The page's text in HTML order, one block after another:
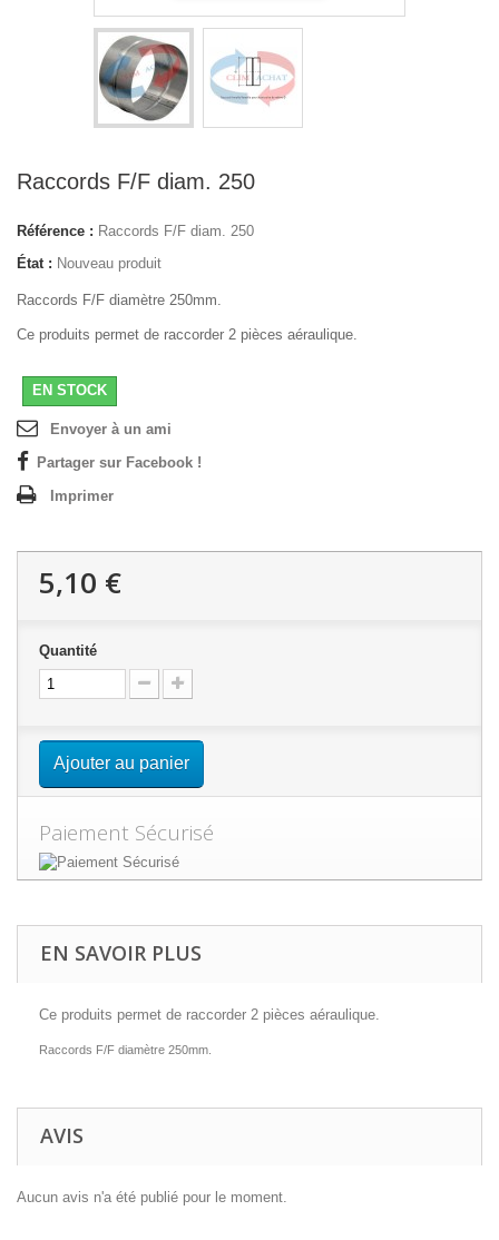
Raccords F/F diam. 250
Référence : Raccords F/F diam. 250
État : Nouveau produit
Raccords F/F diamètre 250mm.
Ce produits permet de raccorder 2 pièces aéraulique.
EN STOCK
Envoyer à un ami
Partager sur Facebook !
Imprimer
5,10 €
Quantité
Ajouter au panier
Paiement Sécurisé
EN SAVOIR PLUS
Ce produits permet de raccorder 2 pièces aéraulique.
Raccords F/F diamètre 250mm.
AVIS
Aucun avis n'a été publié pour le moment.